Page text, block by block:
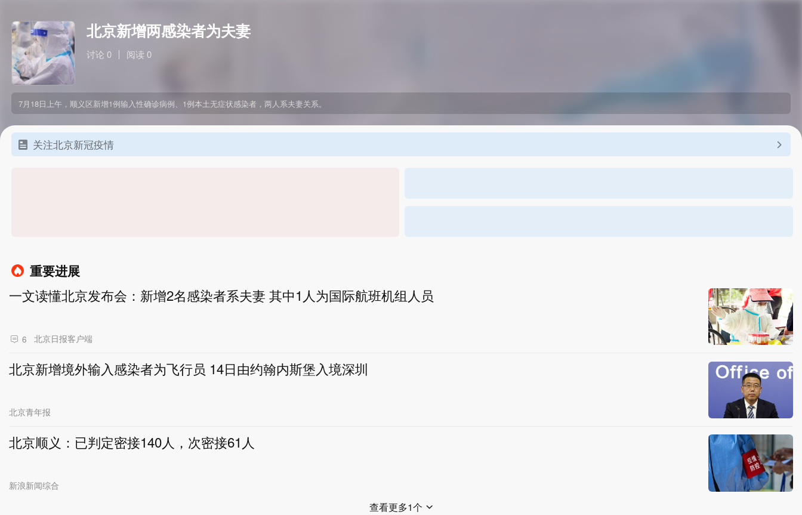
北京新增两感染者为夫妻
讨论 0 阅读 0
7月18日上午，顺义区新增1例输入性确诊病例、1例本土无症状感染者，两人系夫妻关系。
关注北京新冠疫情
重要进展
一文读懂北京发布会：新增2名感染者系夫妻 其中1人为国际航班机组人员
6 北京日报客户端
北京新增境外输入感染者为飞行员 14日由约翰内斯堡入境深圳
北京青年报
北京顺义：已判定密接140人，次密接61人
新浪新闻综合
查看更多1个